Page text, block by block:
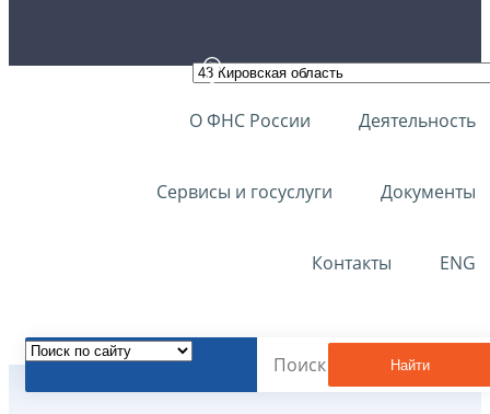
О ФНС России Деятельность
Сервисы и госуслуги Документы
Контакты ENG
Найти